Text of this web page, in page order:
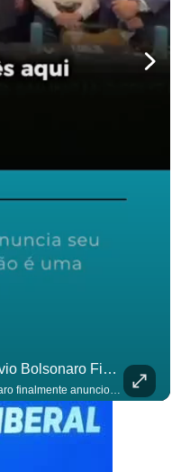
Após Dias De Expectativa, Flávio Bolsonaro Finalmente Anunciou Seu Vice. #OAntagonista
Após dias de expectativa, Flávio Bolsonaro finalmente anunciou seu vice. #OAntagonista Se você busca informação com credibilidade, inscreva-se agora e ative o